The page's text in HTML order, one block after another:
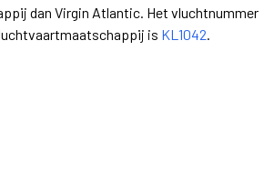
dan Virgin Atlantic. Het vluchtnummer
is KL1042.